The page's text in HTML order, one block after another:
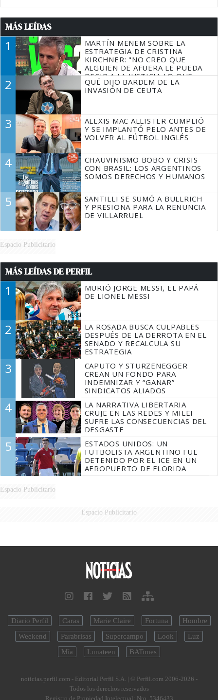
MÁS LEÍDAS
1
MARTÍN MENEM SOBRE LA
ESTRATEGIA DE CRISTINA
KIRCHNER: "NO CREO QUE
ALGUIEN DE AFUERA LE PUEDA
DECIR A LA JUSTICIA LO QUE
TIENE QUE HACER"
2
QUÉ DIJO BARDEM DE LA
INVASIÓN DE CEUTA
3
ALEXIS MAC ALLISTER CUMPLIÓ
Y SE IMPLANTÓ PELO ANTES DE
VOLVER AL FÚTBOL INGLÉS
4
CHAUVINISMO BOBO Y CRISIS
CON BRASIL: LOS ARGENTINOS
SOMOS DERECHOS Y HUMANOS
5
SANTILLI SE SUMÓ A BULLRICH
Y PRESIONA PARA LA RENUNCIA
DE VILLARRUEL
Espacio Publicitario
MÁS LEÍDAS DE PERFIL
1
MURIÓ JORGE MESSI, EL PAPÁ
DE LIONEL MESSI
2
LA ROSADA BUSCA CULPABLES
DESPUÉS DE LA DERROTA EN EL
SENADO Y RECALCULA SU
ESTRATEGIA
3
CAPUTO Y STURZENEGGER
CREAN UN FONDO PARA
INDEMNIZAR Y “GANAR”
SINDICATOS ALIADOS
4
LA NARRATIVA LIBERTARIA
CRUJE EN LAS REDES Y MILEI
SUFRE LAS CONSECUENCIAS DEL
DESGASTE
5
ESTADOS UNIDOS: UN
FUTBOLISTA ARGENTINO FUE
DETENIDO POR EL ICE EN UN
AEROPUERTO DE FLORIDA
Espacio Publicitario
Espacio Publicitario
Diario Perfil Caras Marie Claire Fortuna
Hombre
Weekend
Parabrisas Supercampo Look
Luz
Mía
Lunateen BATimes
noticias.perfil.com - Editorial Perfil S.A. | © Perfil.com 2006-2026 -
Todos los derechos reservados
Registro de Propiedad Intelectual: Nro. 5346433